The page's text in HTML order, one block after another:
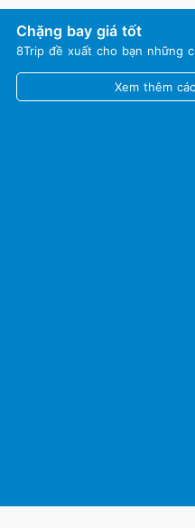
Chặng bay giá tốt
8Trip đề xuất cho bạn những
Xem thêm